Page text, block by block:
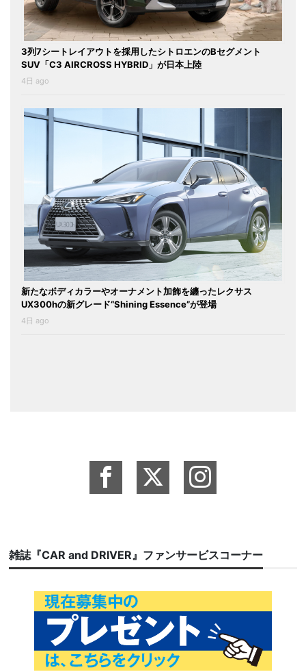
3列7シートレイアウトを採用したシトロエンのBセグメント
SUV「C3 AIRCROSS HYBRID」が日本上陸
4日 ago
新たなボディカラーやオーナメント加飾を纏ったレクサス
UX300hの新グレード“Shining Essence”が登場
4日 ago
雑誌『CAR and DRIVER』ファンサービスコーナー